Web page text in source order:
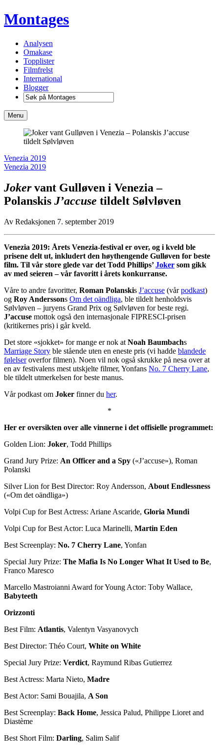
Montages
Analysen
Omakase
Topplister
Filmfrelst
International
Blogger
Menu
Venezia 2019
Venezia 2019
Jokervant Gulløven i Venezia –
Polanskis J’accuse tildelt Sølvløven
Av Redaksjonen 7. september 2019
Venezia 2019: Årets Venezia-festival er over, og i kveld ble
prisene delt ut, inkludert den høythengende Gulløven for beste
film. Til vår store glede var det Todd Phillips’Joker som gikk
av med seieren – vår favoritt i årets konkurranse.
Våre to andre favoritter, Roman Polanskis J’accuse (vårpodkast)
og Roy Anderssons Om det oändliga, ble tildelt henholdsvis
Sølvløven – juryens Grand Prix og Sølvløven for beste regi.
J’accuse mottok også den internasjonale FIPRESCI-prisen
(kritikernes pris) i går kveld.
Det store «sjokket» for mange er nok at Noah Baumbachs
Marriage Story ble stående uten en eneste pris (vi hadde blandede
følelseroverfor filmen). Noen vil nok også skrukke på nesa over at
en av festivalens mest utskjelte filmer, Yonfans No. 7 Cherry Lane,
ble tildelt utmerkelsen for beste manus.
Vår podkast om Joker finner du her.
*
Her er oversikten over alle vinnerne i det offisielle programmet:
Golden Lion: Joker, Todd Phillips
Grand Jury Prize: An Officer and a Spy («J’accuse»), Roman
Polanski
Silver Lion for Best Director: Roy Andersson, About Endlessness
(«Om det oändliga»)
Volpi Cup for Best Actress: Ariane Ascaride, Gloria Mundi
Volpi Cup for Best Actor: Luca Marinelli, Martin Eden
Best Screenplay: No. 7 Cherry Lane, Yonfan
Special Jury Prize: The Mafia Is No Longer What It Used to Be,
Franco Maresco
Marcello Mastroianni Award for Young Actor: Toby Wallace,
Babyteeth
Orizzonti
Best Film: Atlantis, Valentyn Vasyanovych
Best Director: Théo Court, White on White
Special Jury Prize: Verdict, Raymund Ribas Gutierrez
Best Actress: Marta Nieto, Madre
Best Actor: Sami Bouajila, A Son
Best Screenplay: Back Home, Jessica Palud, Philippe Lioret and
Diastème
Best Short Film: Darling, Salim Salif